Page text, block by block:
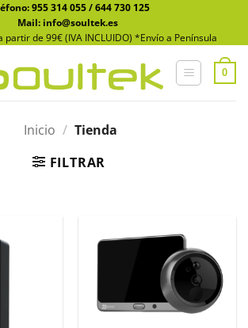
955 314 055/644 730 125
Mail: info@soultek.es
partir de 99€ (IVA INCLUIDO) *Envío a Península
0
Inicio / Tienda
FILTRAR